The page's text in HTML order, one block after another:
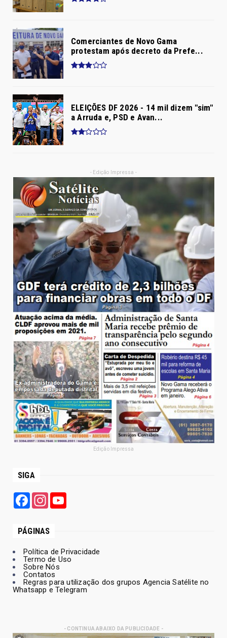
Comerciantes de Novo Gama
protestam após decreto da Prefe...
ELEIÇÕES DF 2026 - 14 mil dizem "sim"
a Arruda e, PSD e Avan...
- Edição Impressa -
Edição Impressa
SIGA
FacebookInstagram
PÁGINAS
Política de Privacidade
Termo de Uso
Sobre Nós
Contatos
Regras para utilização dos grupos Agencia Satélite no
Whatsapp e Telegram
- CONTINUA ABAIXO DA PUBLICIDADE -